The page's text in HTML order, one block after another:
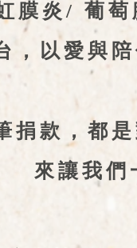
膜炎/ 葡萄
， 以愛與
捐款，都
來讓我們